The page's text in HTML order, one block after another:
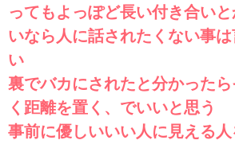
ってもよっぽど長い付き合い
いなら人に話されたくない事
い
裏でバカにされたと分かった
く距離を置く、でいいと思う
事前に優しいいい人に見える